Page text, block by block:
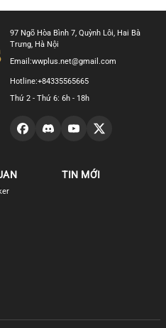
97 Ngõ Hòa Bình 7, Quỳnh Lôi, Hai Bà
Trưng, Hà Nội
Email:wwplus.net@gmail.com
Hotline:+84335565665
Thứ 2 - Thứ 6: 6h - 18h
TIN MỚI